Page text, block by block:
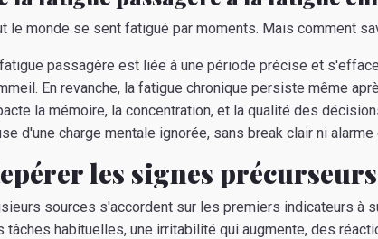
le monde se sent fatigué par moments. Mais comment
passagère est liée à une période précise et
En revanche, la fatigue chronique persiste même
la mémoire, la concentration, et la qualité des
d'une charge mentale ignorée, sans break clair ni alarme
les signes
sources s'accordent sur les premiers indicateurs à
tâches habituelles, une irritabilité qui augmente, des